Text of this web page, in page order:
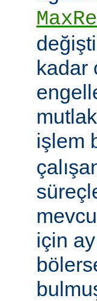
kadar
işlem
için